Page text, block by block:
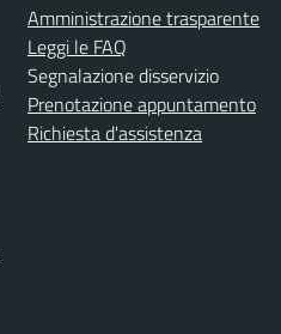
Amministrazione trasparente
Leggi le FAQ
Segnalazione disservizio
Prenotazione appuntamento
Richiesta d'assistenza